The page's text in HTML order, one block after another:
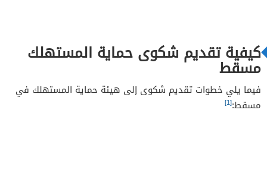
كيفية تقديم شكوى حماية المستهلك
مسقط
فيما يلي خطوات تقديم شكوى إلى هيئة حماية المستهلك في
مسقط:[1]